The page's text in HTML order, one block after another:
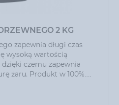
2 KG
zapewnia długi czas
wysoką wartością
dzięki czemu zapewnia
żaru. Produkt w 100%